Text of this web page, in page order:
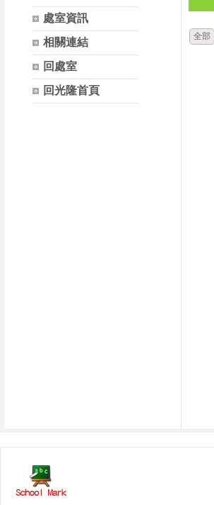
處室資訊
相關連結
回處室
回光隆首頁
全部